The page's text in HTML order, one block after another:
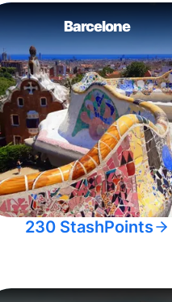
Barcelone
230 StashPoints